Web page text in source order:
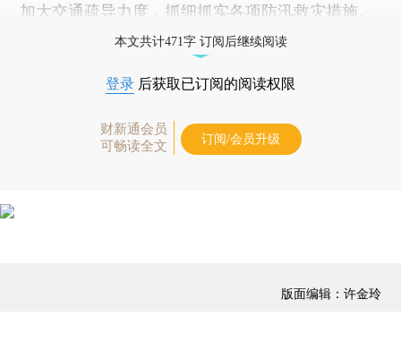
加大交通疏导力度，抓细抓实各项防汛救灾措施。
本文共计471字 订阅后继续阅读
登录 后获取已订阅的阅读权限
财新通会员
可畅读全文
订阅/会员升级
版面编辑：许金玲